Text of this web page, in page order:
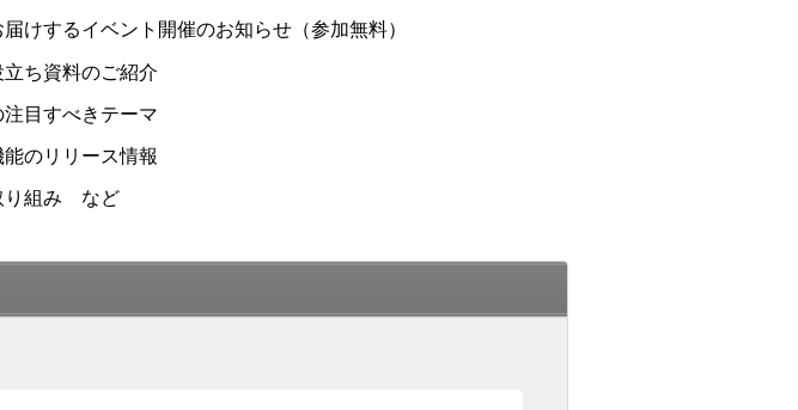
けするイベント開催のお知らせ（参加無料）
立ち資料のご紹介
目すべきテーマ
のリリース情報
り組み など